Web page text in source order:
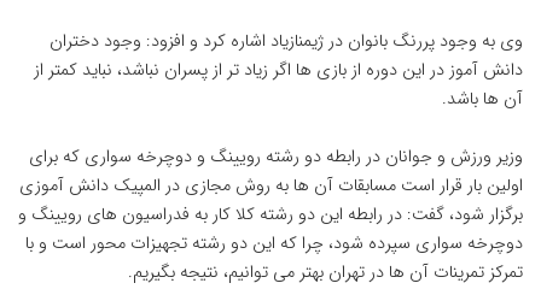
وی به وجود پررنگ بانوان در ژیمنازیاد اشاره کرد و افزود: وجود دختران
دانش آموز در این دوره از بازی ها اگر زیاد تر از پسران نباشد، نباید کمتر از
آن ها باشد.
وزیر ورزش و جوانان در رابطه دو رشته رویینگ و دوچرخه سواری که برای
اولین بار قرار است مسابقات آن ها به روش مجازی در المپیک دانش آموزی
برگزار شود، گفت: در رابطه این دو رشته کلا کار به فدراسیون های رویینگ و
دوچرخه سواری سپرده شود، چرا که این دو رشته تجهیزات محور است و با
تمرکز تمرینات آن ها در تهران بهتر می توانیم، نتیجه بگیریم.